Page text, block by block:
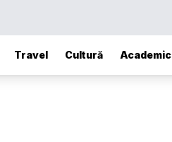
Travel Cultură Academic